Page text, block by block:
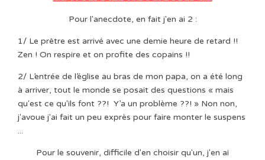
Pour l'anecdote, en fait j'en ai 2 :
1/ Le prêtre est arrivé avec une demie heure de retard !!
Zen ! On respire et on profite des copains !!
2/ L’entrée de l’église au bras de mon papa, on a été long
à arriver, tout le monde se posait des questions « mais
qu'est ce qu'ils font ??! Y’a un problème ??! » Non non,
j'avoue j'ai fait un peu exprès pour faire monter le suspens
...
Pour le souvenir, difficile d'en choisir qu'un, j'en ai